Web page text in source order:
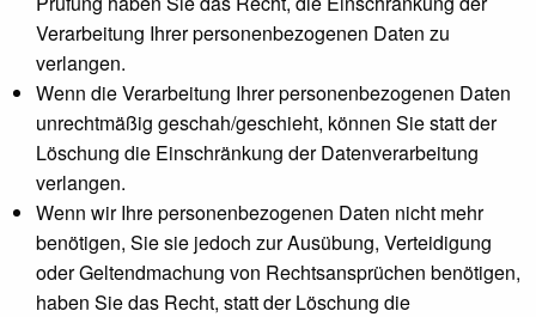
Verarbeitung Ihrer personenbezogenen Daten zu
verlangen.
Wenn die Verarbeitung Ihrer personenbezogenen Daten
unrechtmäßig geschah/geschieht, können Sie statt der
Löschung die Einschränkung der Datenverarbeitung
verlangen.
Wenn wir Ihre personenbezogenen Daten nicht mehr
benötigen, Sie sie jedoch zur Ausübung, Verteidigung
oder Geltendmachung von Rechtsansprüchen benötigen,
haben Sie das Recht, statt der Löschung die